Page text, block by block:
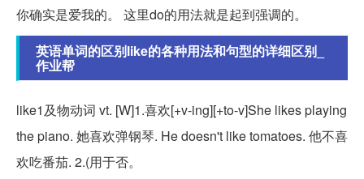
你确实是爱我的。 这里do的用法就是起到强调的。
英语单词的区别like的各种用法和句型的详细区别_
作业帮
like1及物动词 vt. [W]1.喜欢[+v-ing][+to-v]She likes playing
the piano. 她喜欢弹钢琴. He doesn't like tomatoes. 他不喜
欢吃番茄. 2.(用于否。